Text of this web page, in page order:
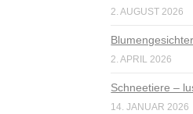
2. AUGUST 2026
2. APRIL 2026
Schneetiere –
14. JANUAR 2026